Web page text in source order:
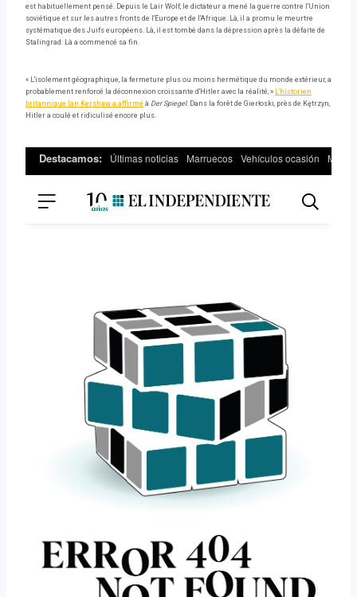
est habituellement pensé. Depuis le Lair Wolf, le dictateur a mené la guerre contre l'Union
soviétique et sur les autres fronts de l'Europe et de l'Afrique. Là, il a promu le meurtre
systématique des Juifs européens. Là, il est tombé dans la dépression après la défaite de
Stalingrad. Là a commencé sa fin.
« L'isolement géographique, la fermeture plus ou moins hermétique du monde extérieur, a
probablement renforcé la déconnexion croissante d'Hitler avec la réalité, » L'historien
britannique Ian Kershaw a affirmé à Der Spiegel. Dans la forêt de Gierłoski, près de Kętrzyn,
Hitler a coulé et ridiculisé encore plus.